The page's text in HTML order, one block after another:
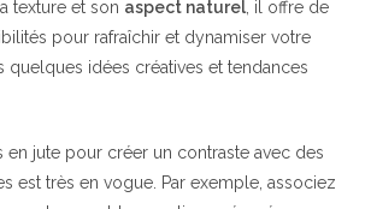
texture et son aspect naturel , il offre de
pour rafraîchir et dynamiser votre
quelques idées créatives et tendances
en jute pour créer un contraste avec des
est très en vogue. Par exemple, associez